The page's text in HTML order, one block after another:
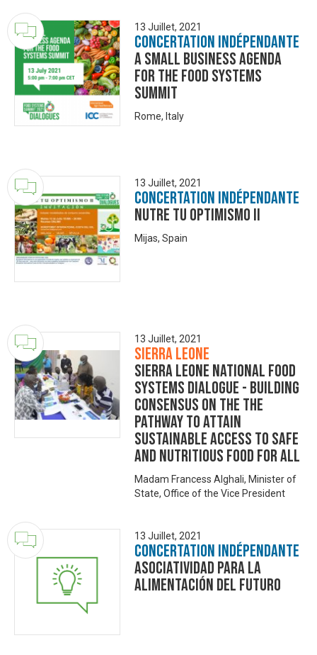
13 Juillet, 2021
Concertation Indépendante
A Small Business Agenda
for the Food Systems
Summit
Rome, Italy
13 Juillet, 2021
Concertation Indépendante
Nutre tu Optimismo II
Mijas, Spain
13 Juillet, 2021
Sierra Leone
Sierra Leone National Food
Systems Dialogue - Building
Consensus on the the
Pathway to Attain
Sustainable Access to Safe
and Nutritious Food for All
Madam Francess Alghali, Minister of
State, Office of the Vice President
13 Juillet, 2021
Concertation Indépendante
Asociatividad para la
alimentación del futuro